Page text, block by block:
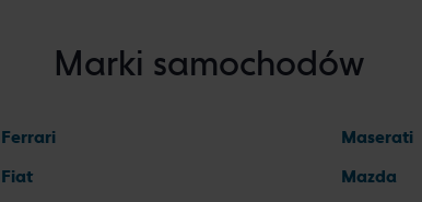
Marki samochodów
Ferrari
Fiat
Maserati
Mazda